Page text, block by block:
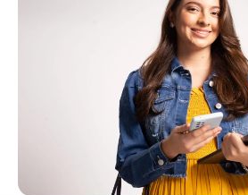
Escuela de Ciencias de la
Escuela de Ciencias de la Salud
Escuela de Arquitectura
Ver toda la oferta académica
Escuela de
Conocé DUX
admisiones@usap.edu
+504 2561-8727
Ave. Circunvalación, San
Honduras, C.A.
Lifelong Learning University
Responsabilidad social y
Empleabilidad
¿Que es USAP+?
Ayuda en línea
Guía de Servicios Académicos
Experiencias de
Conocé
Evento
USAP integra
Leer artículo